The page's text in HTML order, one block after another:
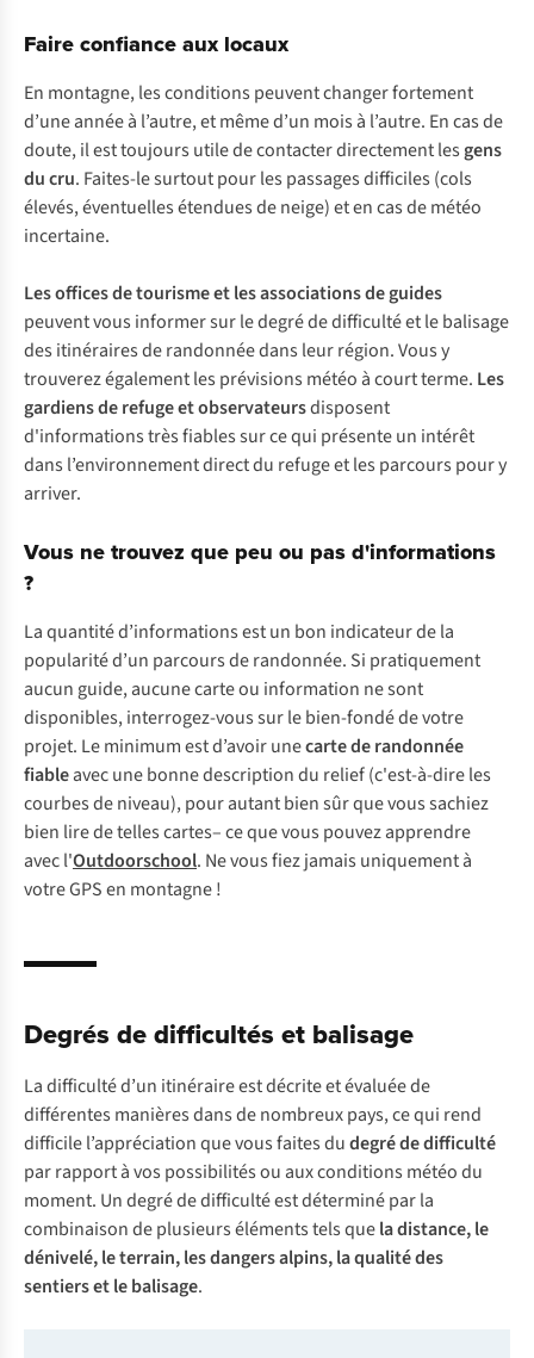
Faire confiance aux locaux
En montagne, les conditions peuvent changer fortement
d’une année à l’autre, et même d’un mois à l’autre. En cas de
doute, il est toujours utile de contacter directement les gens
du cru. Faites-le surtout pour les passages difficiles (cols
élevés, éventuelles étendues de neige) et en cas de météo
incertaine.
Les offices de tourisme et les associations de guides
peuvent vous informer sur le degré de difficulté et le balisage
des itinéraires de randonnée dans leur région. Vous y
trouverez également les prévisions météo à court terme. Les
gardiens de refuge et observateursdisposent
d'informations très fiables sur ce qui présente un intérêt
dans l’environnement direct du refuge et les parcours pour y
arriver.
Vous ne trouvez que peu ou pas d'informations
?
La quantité d’informations est un bon indicateur de la
popularité d’un parcours de randonnée. Si pratiquement
aucun guide, aucune carte ou information ne sont
disponibles, interrogez-vous sur le bien-fondé de votre
projet. Le minimum est d’avoir unecarte de randonnée
fiableavec une bonne description du relief (c'est-à-dire les
courbes de niveau), pour autant bien sûr que vous sachiez
bien lire de telles cartes– ce que vous pouvez apprendre
avec l'Outdoorschool. Ne vous fiez jamais uniquement à
votre GPS en montagne !
Degrés de difficultés et balisage
La difficulté d’un itinéraire est décrite et évaluée de
différentes manières dans de nombreux pays, ce qui rend
difficile l’appréciation que vous faites dudegré de difficulté
par rapport à vos possibilités ou aux conditions météo du
moment. Un degré de difficulté est déterminé par la
combinaison de plusieurs éléments tels quela distance, le
dénivelé, le terrain, les dangers alpins, la qualité des
sentiers et le balisage.